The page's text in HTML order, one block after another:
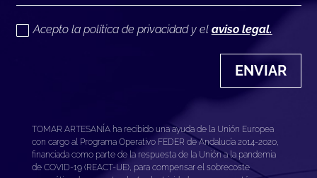
Acepto la política de privacidad y el aviso legal.
ENVIAR
TOMAR ARTESANÍA ha recibido una ayuda de la Unión Europea
con cargo al Programa Operativo FEDER de Andalucía 2014-2020,
financiada como parte de la respuesta de la Unión a la pandemia
de COVID-19 (REACT-UE), para compensar el sobrecoste